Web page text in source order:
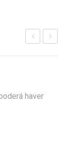
haver